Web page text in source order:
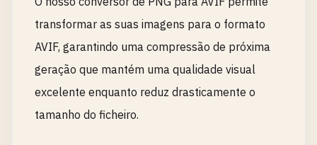
transformar as suas imagens para o formato
AVIF, garantindo uma compressão de próxima
geração que mantém uma qualidade visual
excelente enquanto reduz drasticamente o
tamanho do ficheiro.